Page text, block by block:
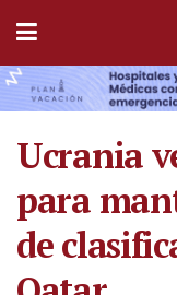
Ucrania
para
de